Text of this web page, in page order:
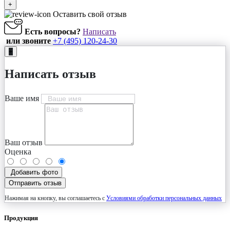
+
Оставить свой отзыв
Есть вопросы? Написать
или звоните +7 (495) 120-24-30
+
Написать отзыв
Ваше имя
Ваш отзыв
Оценка
Добавить фото
Отправить отзыв
Нажимая на кнопку, вы соглашаетесь с Условиями обработки персональных данных
Продукция